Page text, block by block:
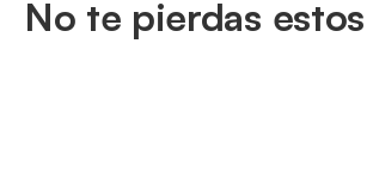
No te pierdas estos